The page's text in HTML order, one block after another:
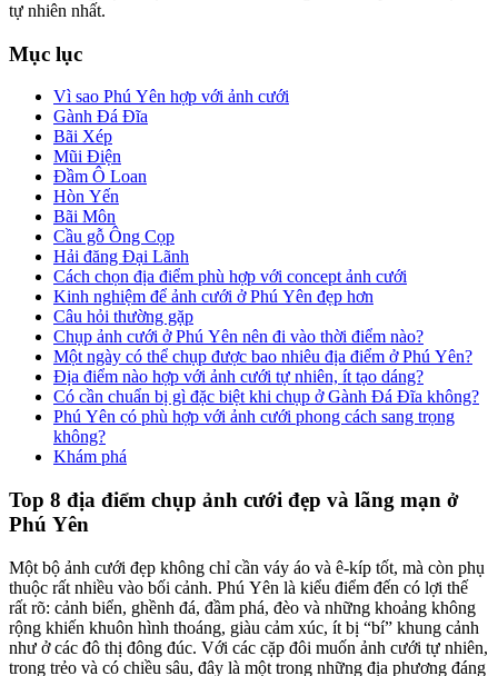
tự nhiên nhất.
Mục lục
Vì sao Phú Yên hợp với ảnh cưới
Gành Đá Đĩa
Bãi Xép
Mũi Điện
Đầm Ô Loan
Hòn Yến
Bãi Môn
Cầu gỗ Ông Cọp
Hải đăng Đại Lãnh
Cách chọn địa điểm phù hợp với concept ảnh cưới
Kinh nghiệm để ảnh cưới ở Phú Yên đẹp hơn
Câu hỏi thường gặp
Chụp ảnh cưới ở Phú Yên nên đi vào thời điểm nào?
Một ngày có thể chụp được bao nhiêu địa điểm ở Phú Yên?
Địa điểm nào hợp với ảnh cưới tự nhiên, ít tạo dáng?
Có cần chuẩn bị gì đặc biệt khi chụp ở Gành Đá Đĩa không?
Phú Yên có phù hợp với ảnh cưới phong cách sang trọng
không?
Khám phá
Top 8 địa điểm chụp ảnh cưới đẹp và lãng mạn ở
Phú Yên
Một bộ ảnh cưới đẹp không chỉ cần váy áo và ê-kíp tốt, mà còn phụ
thuộc rất nhiều vào bối cảnh. Phú Yên là kiểu điểm đến có lợi thế
rất rõ: cảnh biển, ghềnh đá, đầm phá, đèo và những khoảng không
rộng khiến khuôn hình thoáng, giàu cảm xúc, ít bị “bí” khung cảnh
như ở các đô thị đông đúc. Với các cặp đôi muốn ảnh cưới tự nhiên,
trong trẻo và có chiều sâu, đây là một trong những địa phương đáng